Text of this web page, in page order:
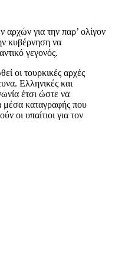
αρχών για την παρ’ ολίγον
κυβέρνηση να
γεγονός.
οι τουρκικές αρχές
Ελληνικές και
έτσι ώστε να
μέσα καταγραφής που
οι υπαίτιοι για τον